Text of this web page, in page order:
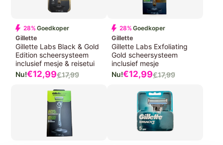
28% Goedkoper
Gillette
Gillette Labs Black & Gold
Edition scheersysteem
inclusief mesje & reisetui
Verkoopprijs
€12,99
Normale
prijs
€17,99
28% Goedkoper
Gillette
Gillette Labs Exfoliating
Gold scheersysteem
inclusief mesje
Verkoopprijs
€12,99
Normale
prijs
€17,99